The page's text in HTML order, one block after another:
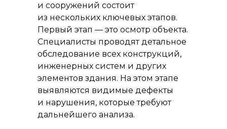
и сооружений состоит
из нескольких ключевых этапов.
Первый этап — это осмотр объекта.
Специалисты проводят детальное
обследование всех конструкций,
инженерных систем и других
элементов здания. На этом этапе
выявляются видимые дефекты
и нарушения, которые требуют
дальнейшего анализа.